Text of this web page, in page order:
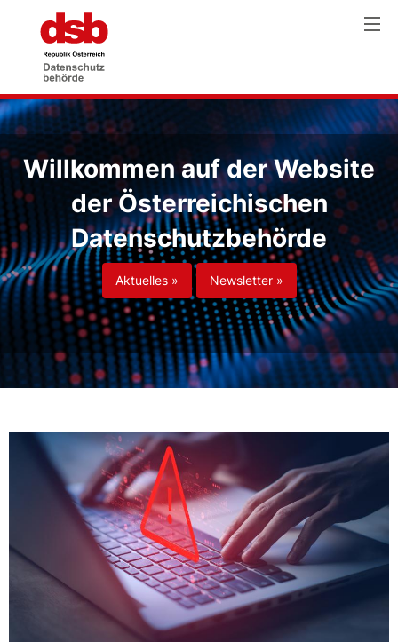
Willkommen auf der Website
der Österreichischen
Datenschutzbehörde
Aktuelles » Newsletter »